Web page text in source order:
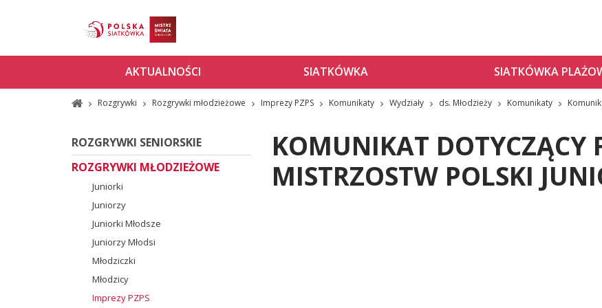
AKTUALNOŚCI SIATKÓWKA SIATKÓWKA
Rozgrywki Rozgrywki młodzieżowe Imprezy PZPS Komunikaty Wydziały ds. Młodzieży Komunikaty
ROZGRYWKI SENIORSKIE
ROZGRYWKI MŁODZIEŻOWE
Juniorki
Juniorzy
Juniorki Młodsze
Juniorzy Młodsi
Młodziczki
Młodzicy
Imprezy PZPS
KOMUNIKAT DOTYCZĄCY
MISTRZOSTW POLSKI